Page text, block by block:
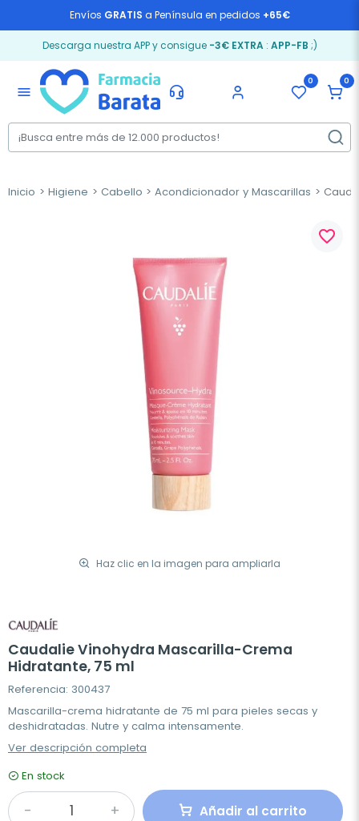
Envíos GRATIS a Península en pedidos +65€
Descarga nuestra APP y consigue -3€ EXTRA: APP-FB ;)
menu
0 0
Inicio Higiene Cabello Acondicionador y Mascarillas
Haz clic en la imagen para ampliarla
favorite_border
Caudalie Vinohydra Mascarilla-Crema
Hidratante, 75 ml
Referencia: 300437
Mascarilla-crema hidratante de 75 ml para pieles secas y
deshidratadas. Nutre y calma intensamente.
Ver descripción completa
En stock
Añadir al carrito